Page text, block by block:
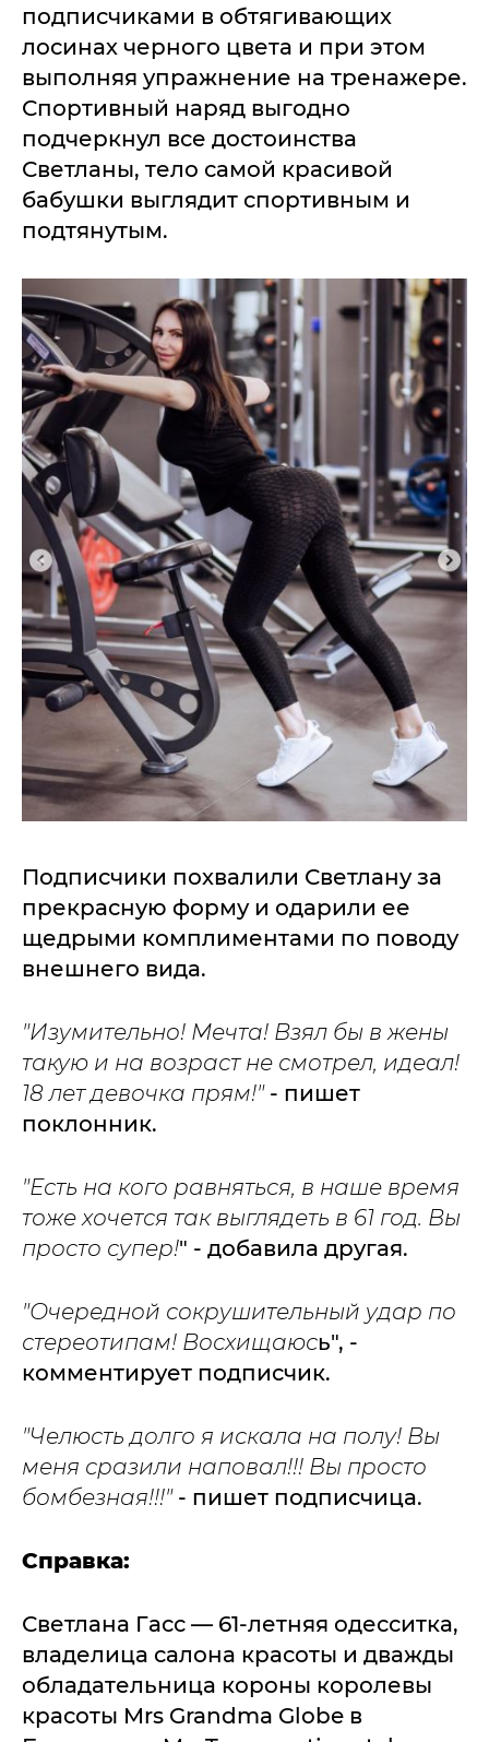
подписчиками в обтягивающих
лосинах черного цвета и при этом
выполняя упражнение на тренажере.
Спортивный наряд выгодно
подчеркнул все достоинства
Светланы, тело самой красивой
бабушки выглядит спортивным и
подтянутым.
Подписчики похвалили Светлану за
прекрасную форму и одарили ее
щедрыми комплиментами по поводу
внешнего вида.
"Изумительно! Мечта! Взял бы в жены
такую и на возраст не смотрел, идеал!
18 лет девочка прям!"- пишет
поклонник.
"Есть на кого равняться, в наше время
тоже хочется так выглядеть в 61 год. Вы
просто супер!" - добавила другая.
"Очередной сокрушительный удар по
стереотипам! Восхищаюсь", -
комментирует подписчик.
"Челюсть долго я искала на полу! Вы
меня сразили наповал!!! Вы просто
бомбезная!!!"- пишет подписчица.
Справка:
Светлана Гасс — 61-летняя одесситка,
владелица салона красоты и дважды
обладательница короны королевы
красоты Mrs Grandma Globe в